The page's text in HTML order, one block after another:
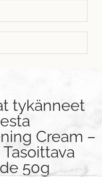
tykänneet
Cream –
50g